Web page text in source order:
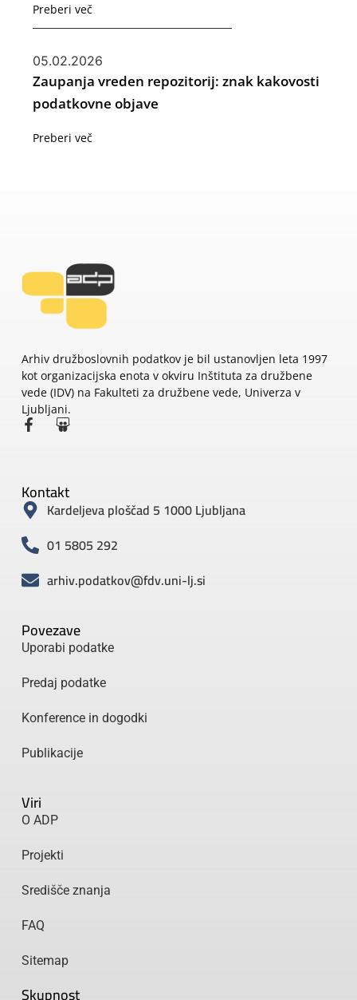
Preberi več
05.02.2026
Zaupanja vreden repozitorij: znak kakovosti
podatkovne objave
Preberi več
Arhiv družboslovnih podatkov je bil ustanovljen leta 1997
kot organizacijska enota v okviru Inštituta za družbene
vede (IDV) na Fakulteti za družbene vede, Univerza v
Ljubljani.
Povezave
Uporabi podatke
Predaj podatke
Konference in dogodki
Publikacije
Viri
O ADP
Projekti
Središče znanja
FAQ
Sitemap
Kontakt
Kardeljeva ploščad 5 1000 Ljubljana
01 5805 292
arhiv.podatkov@fdv.uni-lj.si